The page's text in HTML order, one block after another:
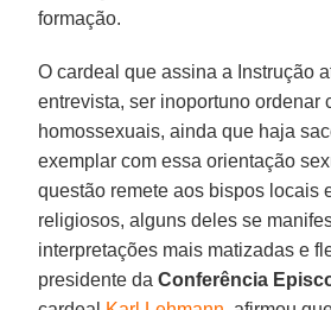
formação.
O cardeal que assina a Instrução
entrevista, ser inoportuno ordenar
homossexuais, ainda que haja
exemplar com essa orientação
questão remete aos bispos locais
religiosos, alguns deles se
interpretações mais matizadas e
presidente da Conferência